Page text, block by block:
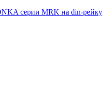
серии MRK на din-рейку